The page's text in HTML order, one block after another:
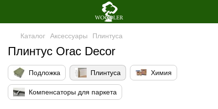
Каталог Аксессуары Плинтуса
Плинтус Orac Decor
Подложка Плинтуса Химия
Компенсаторы для паркета